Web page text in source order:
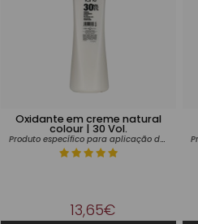
Oxidante em creme natural
colour | 30 Vol.
Produto específico para aplicação de tintas
13,65€